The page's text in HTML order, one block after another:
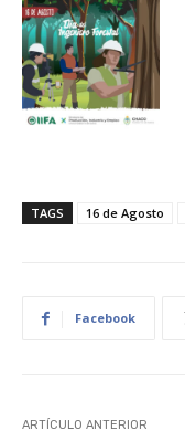
TAGS 16 de Agosto
Facebook
ARTÍCULO ANTERIOR